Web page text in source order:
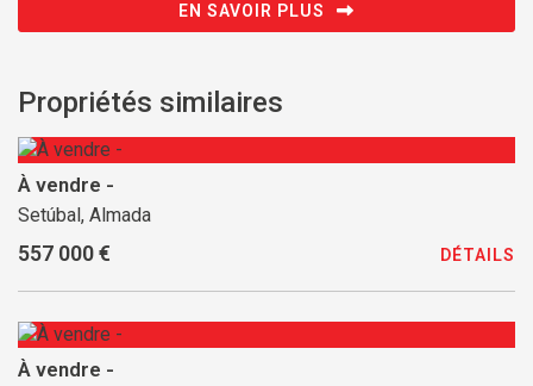
EN SAVOIR PLUS
Propriétés similaires
À vendre -
Setúbal, Almada
557 000 € DÉTAILS
À vendre -